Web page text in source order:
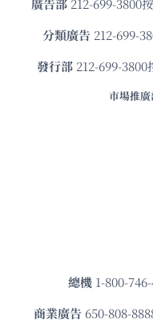
分類廣告 212-699-
發⾏部 212-699-3800
市場推
總機 1-800-
商業廣告 650-808-